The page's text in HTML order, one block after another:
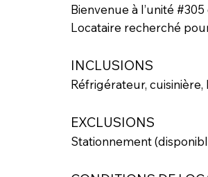
Bienvenue à l’unité #305
Locataire recherché
INCLUSIONS
Réfrigérateur,
EXCLUSIONS
Stationnement